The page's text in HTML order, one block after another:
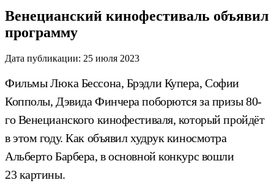
Венецианский кинофестиваль объявил
программу
Дата публикации: 25 июля 2023
Фильмы Люка Бессона, Брэдли Купера, Софии
Копполы, Дэвида Финчера поборются за призы 80-
го Венецианского кинофестиваля, который пройдёт
в этом году. Как объявил худрук киносмотра
Альберто Барбера, в основной конкурс вошли
23 картины.